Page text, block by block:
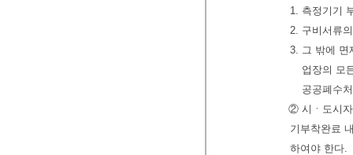
1. 측정기기
2. 구비서류
3. 그 밖에 면
업장의 모
공공폐수
② 시ㆍ도시자
기부착완료
하여야 한다.